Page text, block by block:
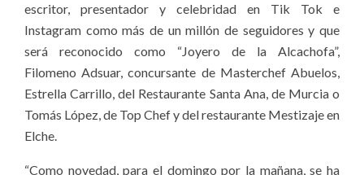
escritor, presentador y celebridad en Tik Tok e
Instagram como más de un millón de seguidores y que
será reconocido como “Joyero de la Alcachofa”,
Filomeno Adsuar, concursante de Masterchef Abuelos,
Estrella Carrillo, del Restaurante Santa Ana, de Murcia o
Tomás López, de Top Chef y del restaurante Mestizaje en
Elche.
“Como novedad, para el domingo por la mañana, se ha